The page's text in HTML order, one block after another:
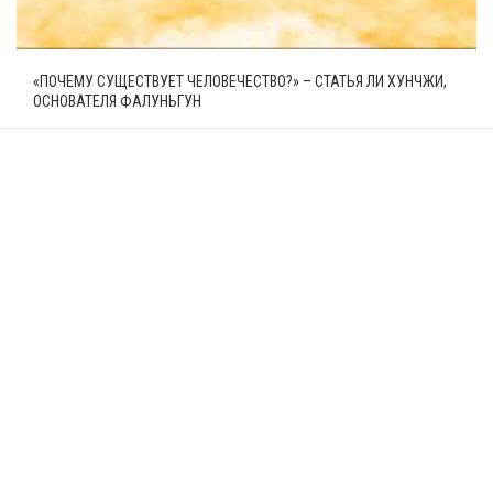
«ПОЧЕМУ СУЩЕСТВУЕТ ЧЕЛОВЕЧЕСТВО?» – СТАТЬЯ ЛИ ХУНЧЖИ,
ОСНОВАТЕЛЯ ФАЛУНЬГУН